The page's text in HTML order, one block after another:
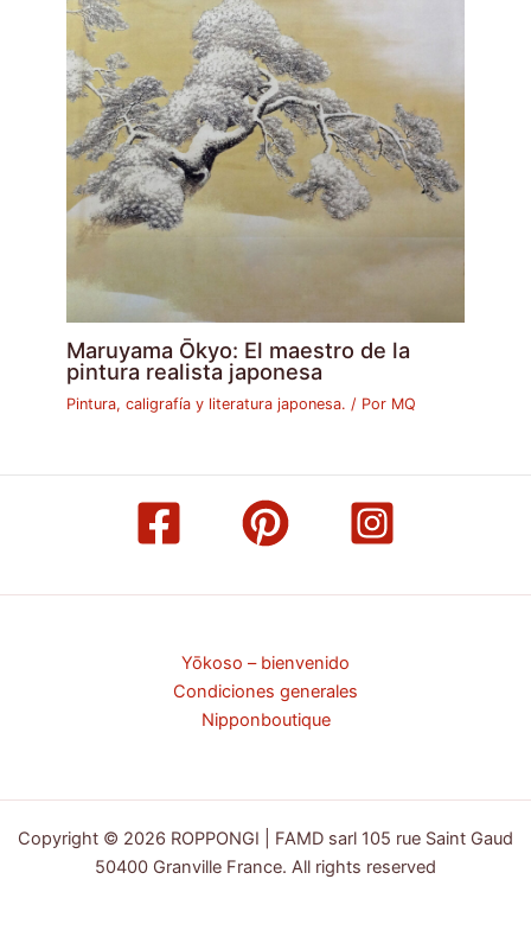
Maruyama Ōkyo: El maestro de la
pintura realista japonesa
Pintura, caligrafía y literatura japonesa. / Por MQ
Yōkoso – bienvenido
Condiciones generales
Nipponboutique
Copyright © 2026 ROPPONGI | FAMD sarl 105 rue Saint Gaud
50400 Granville France. All rights reserved